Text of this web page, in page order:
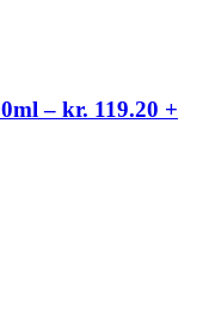
– kr. 119.20 +